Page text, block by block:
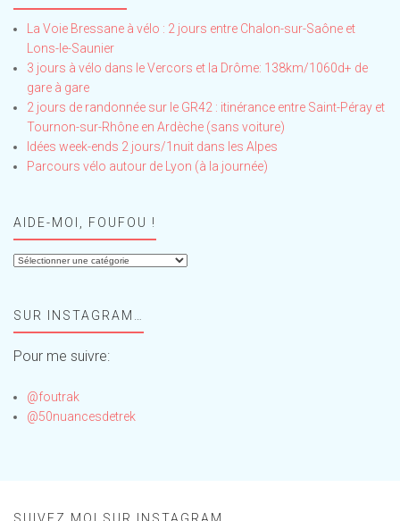
La Voie Bressane à vélo : 2 jours entre Chalon-sur-Saône et
Lons-le-Saunier
3 jours à vélo dans le Vercors et la Drôme: 138km/1060d+ de
gare à gare
2 jours de randonnée sur le GR42 : itinérance entre Saint-Péray et
Tournon-sur-Rhône en Ardèche (sans voiture)
Idées week-ends 2 jours/1nuit dans les Alpes
Parcours vélo autour de Lyon (à la journée)
AIDE-MOI, FOUFOU !
Aide-
!SUR INSTAGRAM…
Pour me suivre:
@foutrak
@50nuancesdetrek